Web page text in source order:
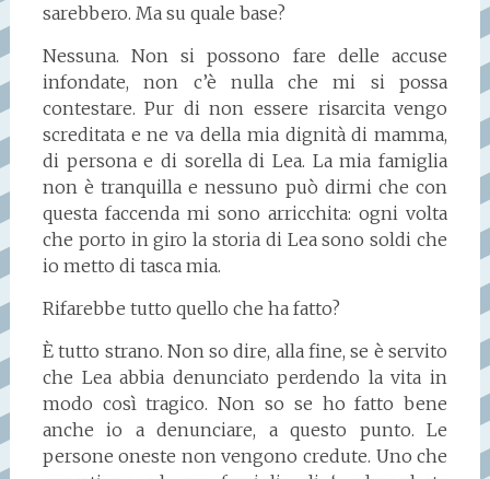
sarebbero. Ma su quale base?
Nessuna. Non si possono fare delle accuse
infondate, non c’è nulla che mi si possa
contestare. Pur di non essere risarcita vengo
screditata e ne va della mia dignità di mamma,
di persona e di sorella di Lea. La mia famiglia
non è tranquilla e nessuno può dirmi che con
questa faccenda mi sono arricchita: ogni volta
che porto in giro la storia di Lea sono soldi che
io metto di tasca mia.
Rifarebbe tutto quello che ha fatto?
È tutto strano. Non so dire, alla fine, se è servito
che Lea abbia denunciato perdendo la vita in
modo così tragico. Non so se ho fatto bene
anche io a denunciare, a questo punto. Le
persone oneste non vengono credute. Uno che